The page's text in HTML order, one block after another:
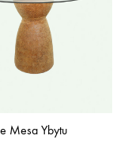
Mesa Ybytu